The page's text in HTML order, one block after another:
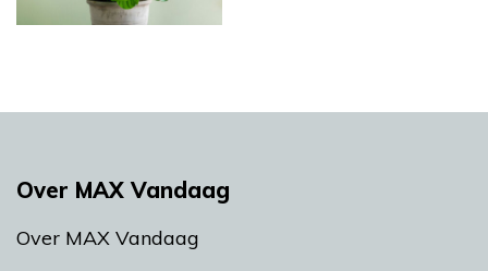
Over MAX Vandaag
Over MAX Vandaag